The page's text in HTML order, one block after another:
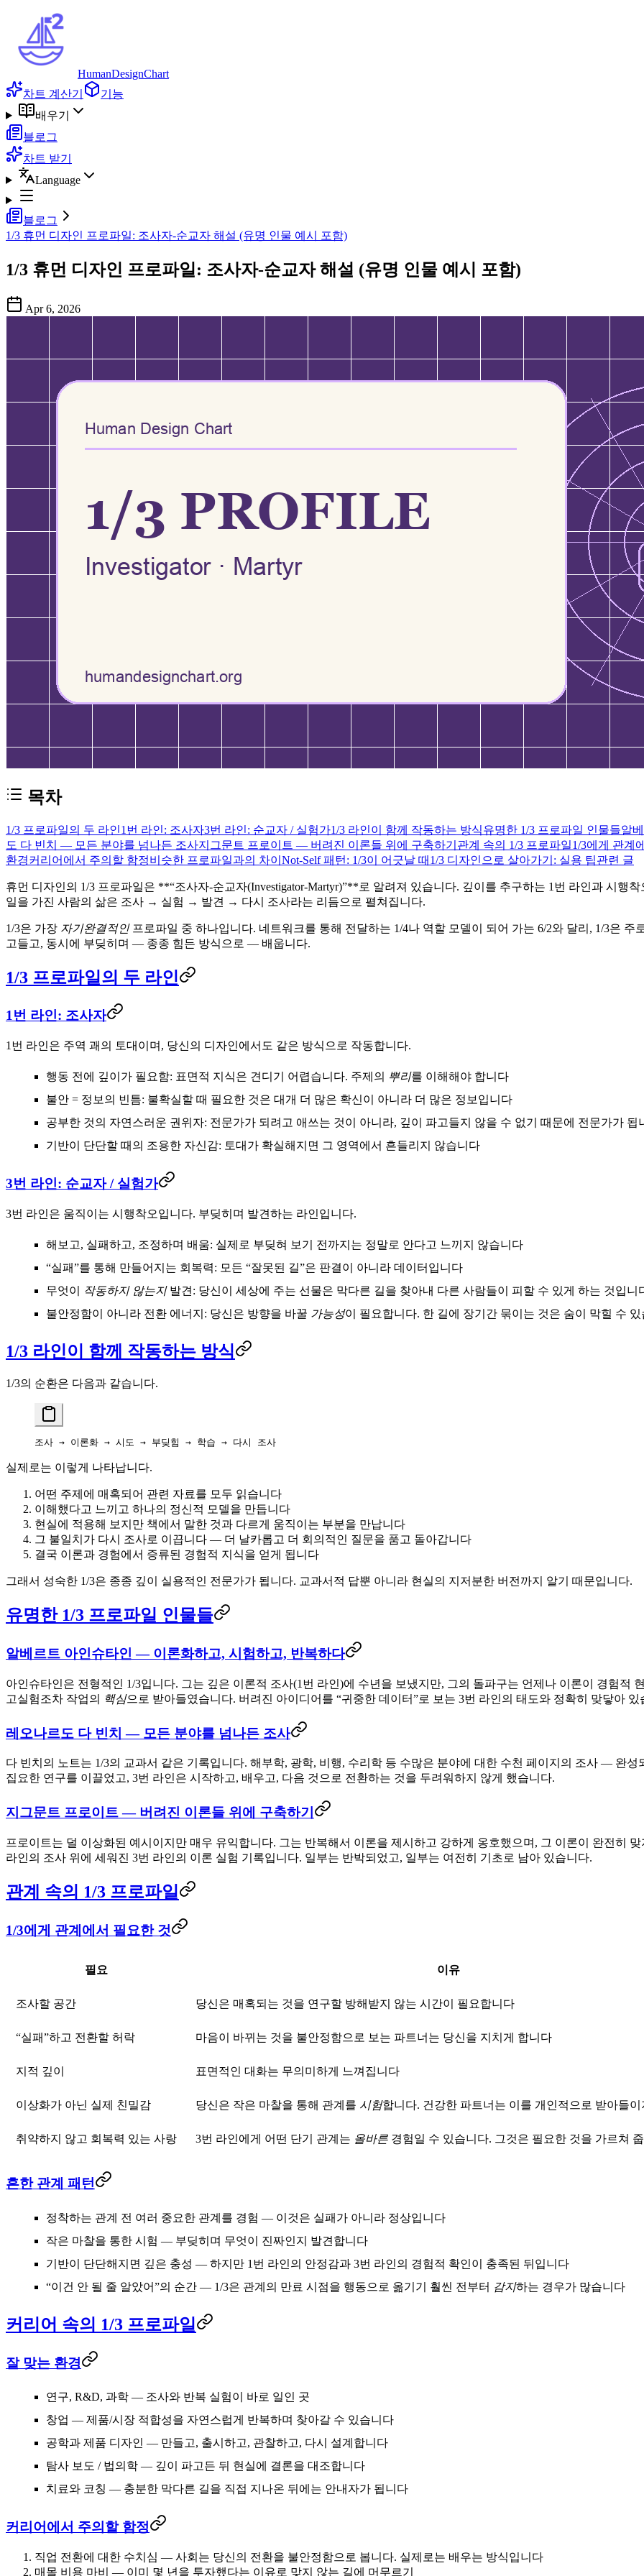
HumanDesignChart
차트 계산기
기능
배우기
블로그
차트 받기
Language
블로그
1/3 휴먼 디자인 프로파일: 조사자-순교자 해설 (유명 인물 예시 포함)
1/3 휴먼 디자인 프로파일: 조사자-순교자 해설 (유명 인물 예시 포함)
Apr 6, 2026
목차
1/3 프로파일의 두 라인1번 라인: 조사자3번 라인: 순교자 / 실험가1/3 라인이 함께 작동하는 방식유명한 1/3 프로파일 인물들알
도 다 빈치 — 모든 분야를 넘나든 조사지그문트 프로이트 — 버려진 이론들 위에 구축하기 관계 속의 1/3 프로파일1/3에게 관계
환경커리어에서 주의할 함정비슷한 프로파일과의 차이 Not-Self 패턴: 1/3이 어긋날 때 1/3 디자인으로 살아가기: 실용 팁관련 글
휴먼 디자인의 1/3 프로파일은 **“조사자-순교자(Investigator-Martyr)”**로 알려져 있습니다. 깊이를 추구하는 1번 라인과 시행
일을 가진 사람의 삶은 조사 → 실험 → 발견 → 다시 조사라는 리듬으로 펼쳐집니다.
1/3은 가장 자기완결적인프로파일 중 하나입니다. 네트워크를 통해 전달하는 1/4나 역할 모델이 되어 가는 6/2와 달리, 1/3은 주
고들고, 동시에 부딪히며 — 종종 힘든 방식으로 — 배웁니다.
1/3 프로파일의 두 라인
1번 라인: 조사자
1번 라인은 주역 괘의 토대 이며, 당신의 디자인에서도 같은 방식으로 작동합니다.
행동 전에 깊이가 필요함: 표면적 지식은 견디기 어렵습니다. 주제의 뿌리를 이해해야 합니다
불안 = 정보의 빈틈: 불확실할 때 필요한 것은 대개 더 많은 확신이 아니라 더 많은 정보입니다
공부한 것의 자연스러운 권위자: 전문가가 되려고 애쓰는 것이 아니라, 깊이 파고들지 않을 수 없기 때문에 전문가가 됩
기반이 단단할 때의 조용한 자신감: 토대가 확실해지면 그 영역에서 흔들리지 않습니다
3번 라인: 순교자 / 실험가
3번 라인은 움직이는 시행착오입니다. 부딪히며 발견하는 라인입니다.
해보고, 실패하고, 조정하며 배움: 실제로 부딪혀 보기 전까지는 정말로 안다고 느끼지 않습니다
“실패”를 통해 만들어지는 회복력: 모든 “잘못된 길”은 판결이 아니라 데이터입니다
무엇이
작동하지 않는지발견 : 당신이 세상에 주는 선물은 막다른 길을 찾아내 다른 사람들이 피할 수 있게 하는 것입니
불안정함이 아니라 전환 에너지 : 당신은 방향을 바꿀 가능성이 필요합니다. 한 길에 장기간 묶이는 것은 숨이 막힐 수
1/3 라인이 함께 작동하는 방식
1/3의 순환은 다음과 같습니다.
조사 → 이론화 → 시도 → 부딪힘 → 학습 → 다시 조사
실제로는 이렇게 나타납니다.
어떤 주제에 매혹되어 관련 자료를 모두 읽습니다
이해했다고 느끼고 하나의 정신적 모델을 만듭니다
현실에 적용해 보지만 책에서 말한 것과 다르게 움직이는 부분을 만납니다
그 불일치가 다시 조사로 이끕니다 — 더 날카롭고 더 회의적인 질문을 품고 돌아갑니다
결국 이론과 경험에서 증류된 경험적 지식을 얻게 됩니다
그래서 성숙한 1/3은 종종 깊이 실용적인 전문가가 됩니다. 교과서적 답뿐 아니라 현실의 지저분한 버전까지 알기 때문입니다.
유명한 1/3 프로파일 인물들
알베르트 아인슈타인 — 이론화하고, 시험하고, 반복하다
아인슈타인은 전형적인 1/3입니다. 그는 깊은 이론적 조사(1번 라인)에 수년을 보냈지만, 그의 돌파구는 언제나 이론이 경험적
고실험조차 작업의
핵심으로 받아들였습니다. 버려진 아이디어를 “귀중한 데이터”로 보는 3번 라인의 태도와 정확히 맞닿아 있
레오나르도 다 빈치 — 모든 분야를 넘나든 조사
다 빈치의 노트는 1/3의 교과서 같은 기록입니다. 해부학, 광학, 비행, 수리학 등 수많은 분야에 대한 수천 페이지의 조사 — 완
집요한 연구를 이끌었고, 3번 라인은 시작하고, 배우고, 다음 것으로 전환하는 것을 두려워하지 않게 했습니다.
지그문트 프로이트 — 버려진 이론들 위에 구축하기
프로이트는 덜 이상화된 예시이지만 매우 유익합니다. 그는 반복해서 이론을 제시하고 강하게 옹호했으며, 그 이론이 완전히
라인의 조사 위에 세워진 3번 라인의 이론 실험 기록입니다. 일부는 반박되었고, 일부는 여전히 기초로 남아 있습니다.
관계 속의 1/3 프로파일
1/3에게 관계에서 필요한 것
필요 이유
조사할 공간 당신은 매혹되는 것을 연구할 방해받지 않는 시간이 필요합니다
“실패”하고 전환할 허락 마음이 바뀌는 것을 불안정함으로 보는 파트너는 당신을 지치게 합니다
지적 깊이 표면적인 대화는 무의미하게 느껴집니다
이상화가 아닌 실제 친밀감 당신은 작은 마찰을 통해 관계를 시험합니다. 건강한 파트너는 이를 개인적으로 받아들
취약하지 않고 회복력 있는 사랑 3번 라인에게 어떤 단기 관계는 올바른 경험일 수 있습니다. 그것은 필요한 것을 가르쳐
흔한 관계 패턴
정착하는 관계 전 여러 중요한 관계를 경험 — 이것은 실패가 아니라 정상입니다
작은 마찰을 통한 시험 — 부딪히며 무엇이 진짜인지 발견합니다
기반이 단단해지면 깊은 충성 — 하지만 1번 라인의 안정감과 3번 라인의 경험적 확인이 충족된 뒤입니다
“이건 안 될 줄 알았어”의 순간 — 1/3은 관계의 만료 시점을 행동으로 옮기기 훨씬 전부터 감지하는 경우가 많습니다
커리어 속의 1/3 프로파일
잘 맞는 환경
연구, R&D, 과학 — 조사와 반복 실험이 바로 일인 곳
창업 — 제품/시장 적합성을 자연스럽게 반복하며 찾아갈 수 있습니다
공학과 제품 디자인 — 만들고, 출시하고, 관찰하고, 다시 설계합니다
탐사 보도 / 법의학 — 깊이 파고든 뒤 현실에 결론을 대조합니다
치료와 코칭 — 충분한 막다른 길을 직접 지나온 뒤에는 안내자가 됩니다
커리어에서 주의할 함정
직업 전환에 대한 수치심 — 사회는 당신의 전환을 불안정함으로 봅니다. 실제로는 배우는 방식입니다
매몰 비용 마비
— 이미 몇 년을 투자했다는 이유로 맞지 않는 길에 머무르기